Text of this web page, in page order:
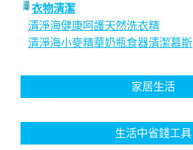
衣物清潔
清淨海健康呵護天然洗衣精
清淨海小麥精華奶瓶食器清潔慕斯
家居生活
生活中省錢工具